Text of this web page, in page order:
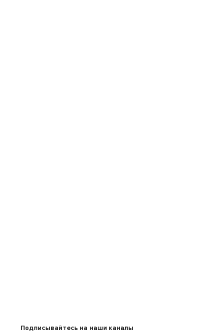
Подписывайтесь на наши каналы